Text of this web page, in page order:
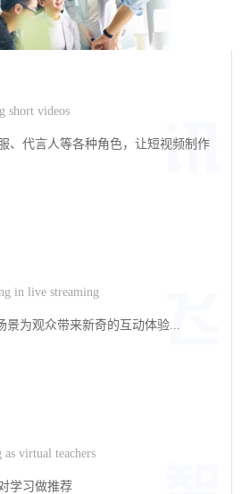
short videos
、代言人等各种角色，让短视频制作
in live streaming
景为观众带来新奇的互动体验...
virtual teachers
学习做推荐